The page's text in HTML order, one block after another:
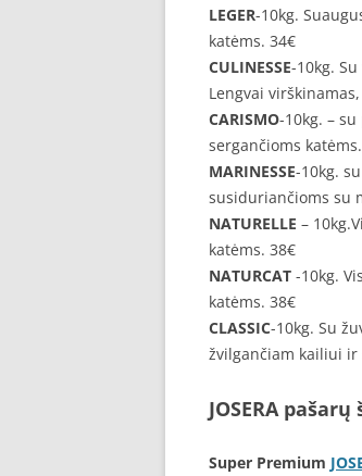
LEGER-10kg.
katėms. 34€
CULINESSE-10kg.
Lengvai
CARISMO-10kg. –
sergančioms
MARINESSE-10kg.
susiduriančioms su
NATURELLE –
katėms. 38€
NATURCAT -10kg.
katėms. 38€
CLASSIC-10kg. Su
žvilgančiam kailiui ir
JOSERA
Super Premium